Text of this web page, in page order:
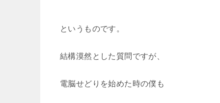
というものです。
結構漠然とした質問ですが、
電脳せどりを始めた時の僕も